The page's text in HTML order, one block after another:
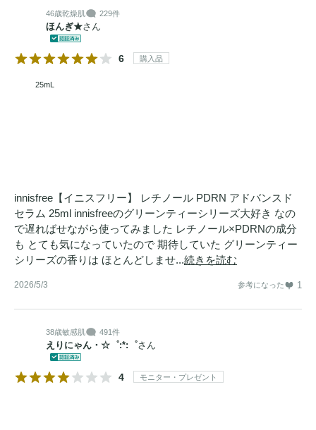
46歳乾燥肌 229件
ほんぎ★さん
6 購入品
25mL
innisfree【イニスフリー】 レチノール PDRN アドバンスド
セラム 25ml innisfreeのグリーンティーシリーズ大好き なの
で遅ればせながら使ってみました レチノール×PDRNの成分
も とても気になっていたので 期待していた グリーンティー
シリーズの香りは ほとんどしませ...続きを読む
2026/5/3 参考になった 1
38歳敏感肌 491件
えりにゃん・☆゜:*:゜さん
4 モニター・プレゼント